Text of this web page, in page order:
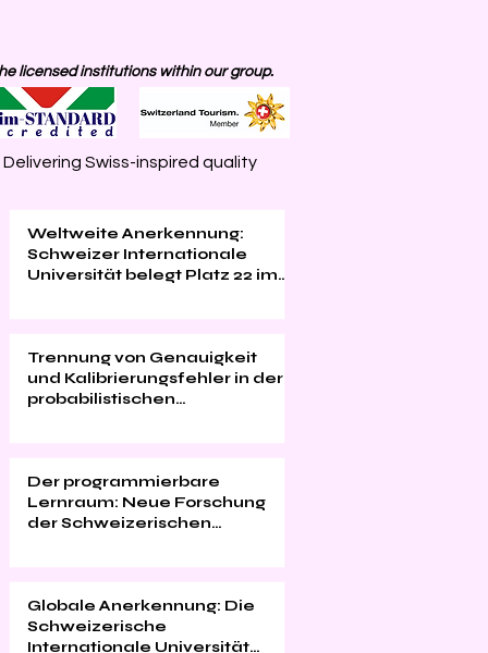
licensed institutions within our group.
Delivering Swiss-inspired quality
Weltweite Anerkennung:
Schweizer Internationale
Universität belegt Platz 22 im
Trennung von Genauigkeit
und Kalibrierungsfehler in der
probabilistischen
Der programmierbare
Lernraum: Neue Forschung
der Schweizerischen
Globale Anerkennung: Die
Schweizerische
Internationale Universität